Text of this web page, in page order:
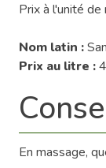
Prix à l'unité
Nom latin :
Prix au litre :
En massage,